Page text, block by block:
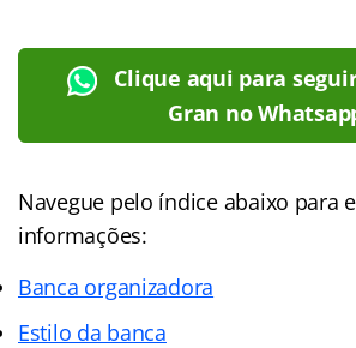
Clique aqui para
Gran no
Navegue pelo índice abaixo para
informações:
Banca organizadora
Estilo da banca